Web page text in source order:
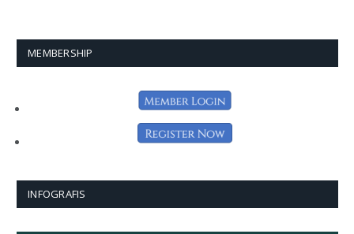
MEMBERSHIP
INFOGRAFIS